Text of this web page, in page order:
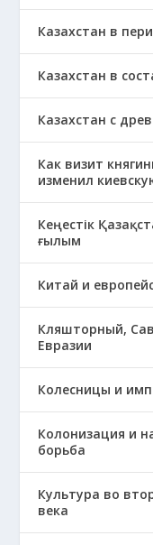
Казахстан в
Казахстан в
Казахстан с
Как визит
изменил
Кеңестік
ғылым
Китай и
Кляшторный,
Евразии
Колесницы и
Колонизация и
борьба
Культура во
века